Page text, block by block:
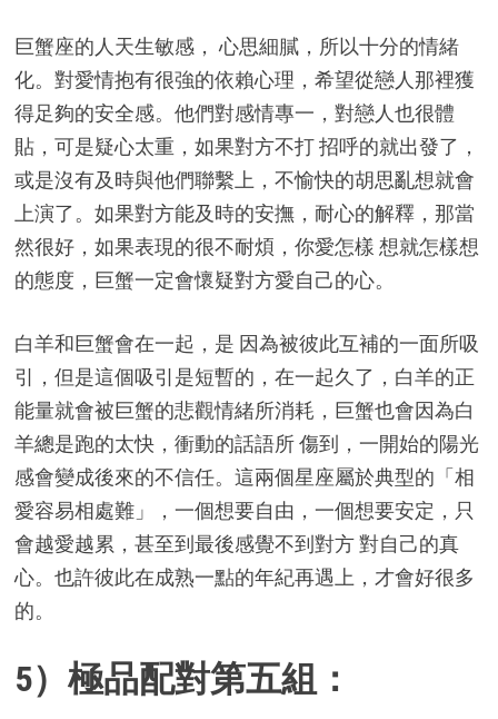
巨蟹座的人天生敏感， 心思細膩，所以十分的情緒
化。對愛情抱有很強的依賴心理，希望從戀人那裡獲
得足夠的安全感。他們對感情專一，對戀人也很體
貼，可是疑心太重，如果對方不打 招呼的就出發了，
或是沒有及時與他們聯繫上，不愉快的胡思亂想就會
上演了。如果對方能及時的安撫，耐心的解釋，那當
然很好，如果表現的很不耐煩，你愛怎樣 想就怎樣想
的態度，巨蟹一定會懷疑對方愛自己的心。
白羊和巨蟹會在一起，是 因為被彼此互補的一面所吸
引，但是這個吸引是短暫的，在一起久了，白羊的正
能量就會被巨蟹的悲觀情緒所消耗，巨蟹也會因為白
羊總是跑的太快，衝動的話語所 傷到，一開始的陽光
感會變成後來的不信任。這兩個星座屬於典型的「相
愛容易相處難」，一個想要自由，一個想要安定，只
會越愛越累，甚至到最後感覺不到對方 對自己的真
心。也許彼此在成熟一點的年紀再遇上，才會好很多
的。
5）極品配對第五組：